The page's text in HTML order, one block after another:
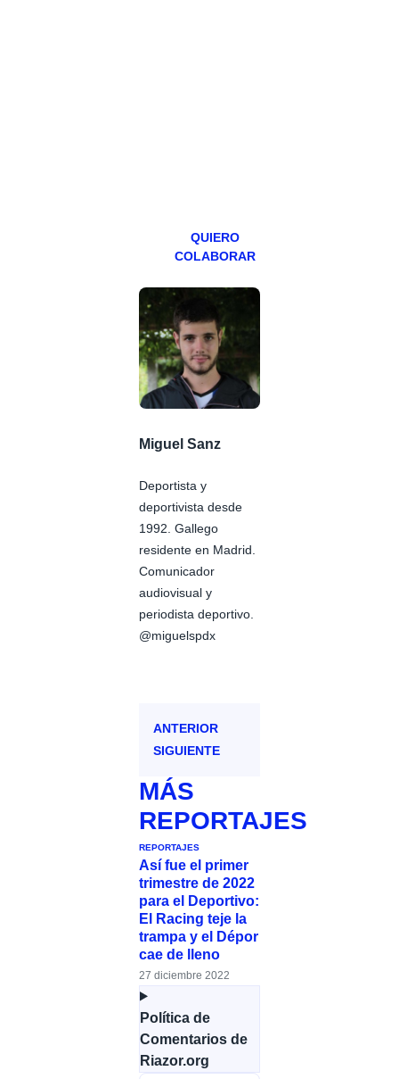
QUIERO
COLABORAR
Miguel Sanz
Deportista y
deportivista desde
1992. Gallego
residente en Madrid.
Comunicador
audiovisual y
periodista deportivo.
@miguelspdx
ANTERIOR
SIGUIENTE
MÁS
REPORTAJES
REPORTAJES
Así fue el primer
trimestre de 2022
para el Deportivo:
El Racing teje la
trampa y el Dépor
cae de lleno
27 diciembre 2022
Política de
Comentarios de
Riazor.org